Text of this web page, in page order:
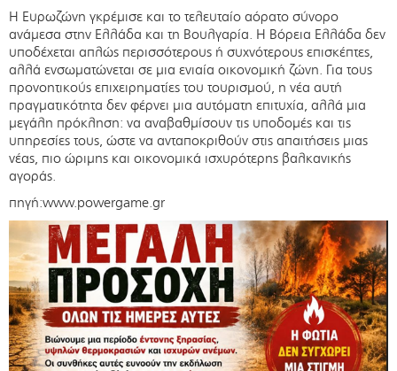
Η Ευρωζώνη γκρέμισε και το τελευταίο αόρατο σύνορο
ανάμεσα στην Ελλάδα και τη Βουλγαρία. Η Βόρεια Ελλάδα δεν
υποδέχεται απλώς περισσότερους ή συχνότερους επισκέπτες,
αλλά ενσωματώνεται σε μια ενιαία οικονομική ζώνη. Για τους
προνοητικούς επιχειρηματίες του τουρισμού, η νέα αυτή
πραγματικότητα δεν φέρνει μια αυτόματη επιτυχία, αλλά μια
μεγάλη πρόκληση: να αναβαθμίσουν τις υποδομές και τις
υπηρεσίες τους, ώστε να ανταποκριθούν στις απαιτήσεις μιας
νέας, πιο ώριμης και οικονομικά ισχυρότερης βαλκανικής
αγοράς.
πηγή:www.powergame.gr